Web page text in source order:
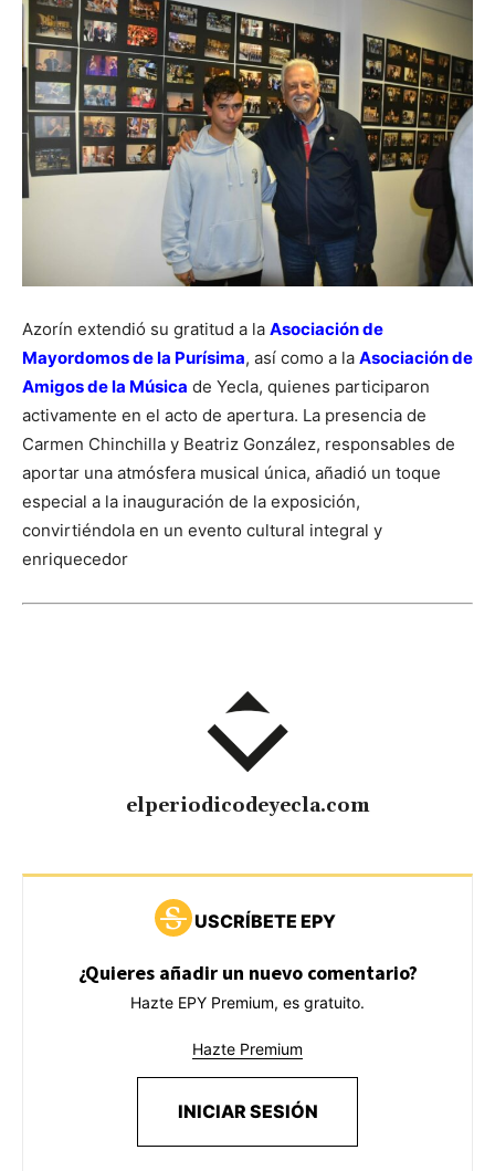
Azorín extendió su gratitud a la Asociación de
Mayordomos de la Purísima, así como a la Asociación de
Amigos de la Música de Yecla, quienes participaron
activamente en el acto de apertura. La presencia de
Carmen Chinchilla y Beatriz González, responsables de
aportar una atmósfera musical única, añadió un toque
especial a la inauguración de la exposición,
convirtiéndola en un evento cultural integral y
enriquecedor
elperiodicodeyecla.com
USCRÍBETE EPY
¿Quieres añadir un nuevo comentario?
Hazte EPY Premium, es gratuito.
Hazte Premium
INICIAR SESIÓN